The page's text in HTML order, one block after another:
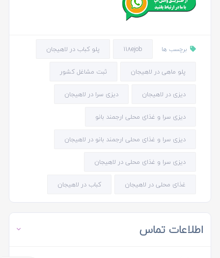
برچسب ها 118ejob پلو کباب در لاهیجان
پلو ماهی در لاهیجان ثبت مشاغل کشور
دیزی در لاهیجان دیزی سرا در لاهیجان
دیزی سرا و غذای محلی ارجمند بانو
دیزی سرا و غذای محلی ارجمند بانو در لاهیجان
دیزی سرا و غذای محلی در لاهیجان
غذای محلی در لاهیجان کباب در لاهیجان
اطلاعات تماس